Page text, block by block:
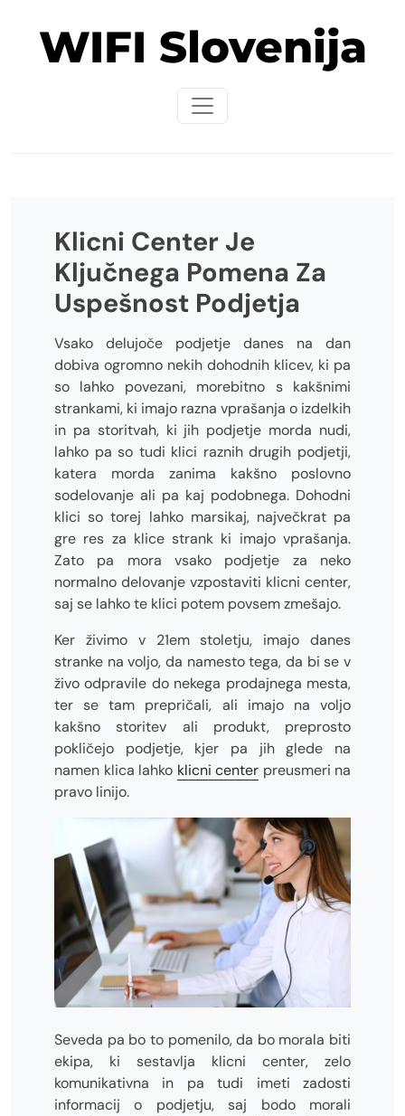
contentWIFI Slovenija
Klicni Center Je
Ključnega Pomena Za
Uspešnost Podjetja
Vsako delujoče podjetje danes na dan
dobiva ogromno nekih dohodnih klicev, ki pa
so lahko povezani, morebitno s kakšnimi
strankami, ki imajo razna vprašanja o izdelkih
in pa storitvah, ki jih podjetje morda nudi,
lahko pa so tudi klici raznih drugih podjetji,
katera morda zanima kakšno poslovno
sodelovanje ali pa kaj podobnega. Dohodni
klici so torej lahko marsikaj, največkrat pa
gre res za klice strank ki imajo vprašanja.
Zato pa mora vsako podjetje za neko
normalno delovanje vzpostaviti klicni center,
saj se lahko te klici potem povsem zmešajo.
Ker živimo v 21em stoletju, imajo danes
stranke na voljo, da namesto tega, da bi se v
živo odpravile do nekega prodajnega mesta,
ter se tam prepričali, ali imajo na voljo
kakšno storitev ali produkt, preprosto
pokličejo podjetje, kjer pa jih glede na
namen klica lahko klicni center preusmeri na
pravo linijo.
Seveda pa bo to pomenilo, da bo morala biti
ekipa, ki sestavlja klicni center, zelo
komunikativna in pa tudi imeti zadosti
informacij o podjetju, saj bodo morali